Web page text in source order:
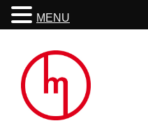
Skip
to
content
MENU